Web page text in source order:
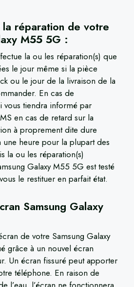
la réparation de votre
M55 5G :
la ou les réparation(s) que
le jour même si la pièce
ou le jour de la livraison de la
En cas de
vous tiendra informé par
en cas de retard sur la
à proprement dite dure
une heure pour la plupart des
la ou les réparation(s)
Galaxy M55 5G est testé
le restituer en parfait état.
Samsung Galaxy
de votre Samsung Galaxy
grâce à un nouvel écran
Un écran fissuré peut apporter
téléphone. En raison de